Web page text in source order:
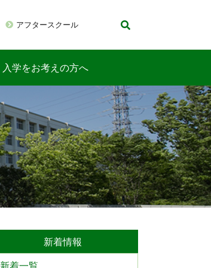
アフタースクール
入学をお考えの方へ
新着情報
新着一覧